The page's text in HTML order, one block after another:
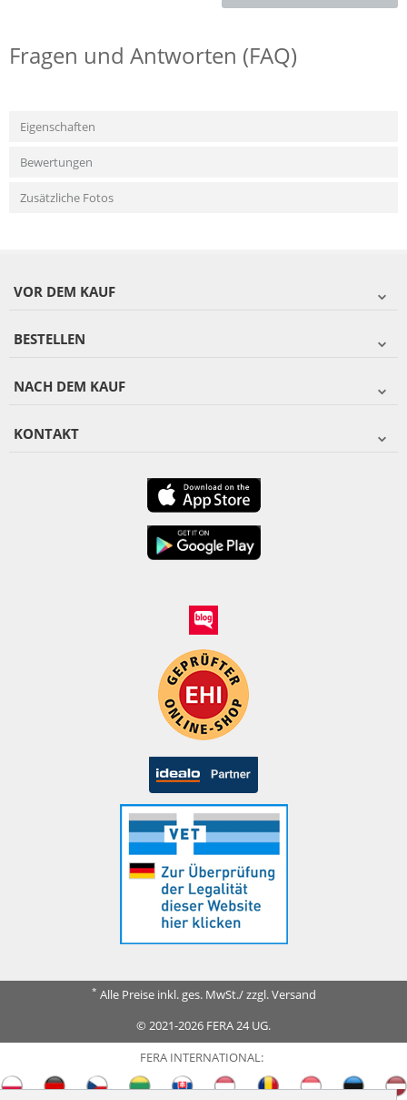
Fragen und Antworten (FAQ)
Eigenschaften
Bewertungen
Zusätzliche Fotos
VOR DEM KAUF
BESTELLEN
NACH DEM KAUF
KONTAKT
* Alle Preise inkl. ges. MwSt./ zzgl. Versand
© 2021-2026 FERA 24 UG.
FERA INTERNATIONAL: